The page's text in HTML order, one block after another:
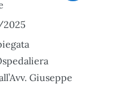
Giuseppe